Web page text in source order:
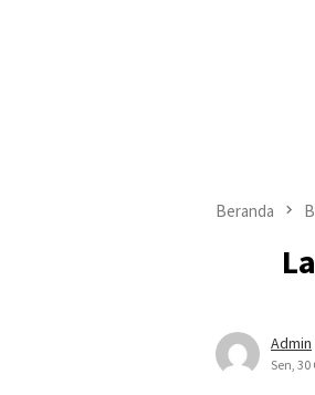
Beranda
Admin
Sen, 30